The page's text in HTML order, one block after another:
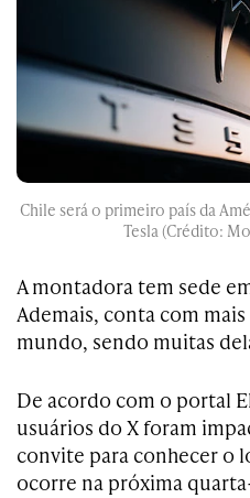
Chile será o primeiro país da
Tesla (Crédito:
A montadora tem sede
Ademais, conta com
mundo, sendo muitas
De acordo com o portal
usuários do X foram
convite para conhecer o
ocorre na próxima